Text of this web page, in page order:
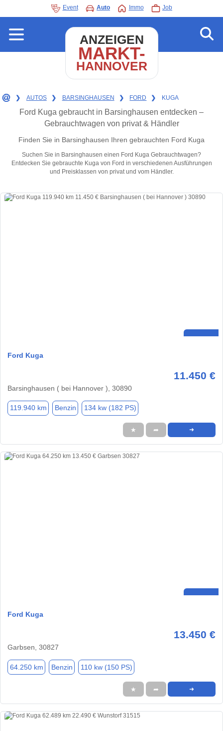
Event Auto Immo Job
ANZEIGEN
MARKT-
HANNOVER
❯ AUTOS ❯ BARSINGHAUSEN ❯ FORD ❯ KUGA
Ford Kuga gebraucht in Barsinghausen entdecken –
Gebrauchtwagen von privat & Händler
Finden Sie in Barsinghausen Ihren gebrauchten Ford Kuga
Suchen Sie in Barsinghausen einen Ford Kuga Gebrauchtwagen?
Entdecken Sie gebrauchte Kuga von Ford in verschiedenen Ausführungen
und Preisklassen von privat und vom Händler.
Ford Kuga
11.450 €
Barsinghausen ( bei Hannover ), 30890
119.940 km Benzin 134 kw (182 PS)
★ ➦ ➜
Ford Kuga
13.450 €
Garbsen, 30827
64.250 km Benzin 110 kw (150 PS)
★ ➦ ➜